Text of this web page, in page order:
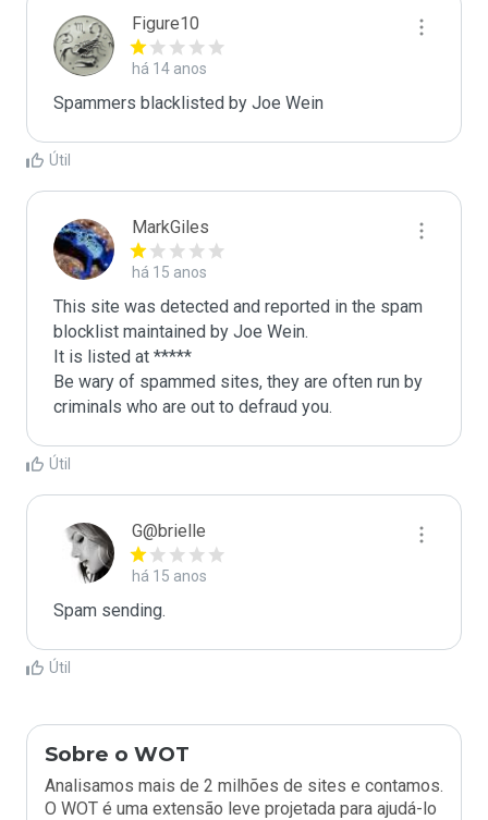
Figure10
há 14 anos
Spammers blacklisted by Joe Wein
Útil
MarkGiles
há 15 anos
This site was detected and reported in the spam
blocklist maintained by Joe Wein.
It is listed at *****
Be wary of spammed sites, they are often run by
criminals who are out to defraud you.
Útil
G@brielle
há 15 anos
Spam sending.
Útil
Sobre o WOT
Analisamos mais de 2 milhões de sites e contamos.
O WOT é uma extensão leve projetada para ajudá-lo